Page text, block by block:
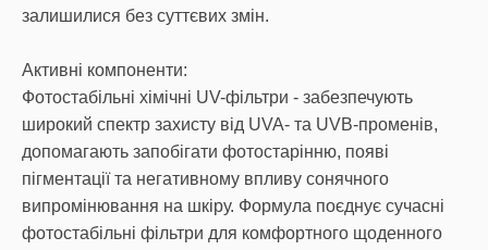
залишилися без суттєвих змін.
Активні компоненти:
Фотостабільні хімічні UV-фільтри - забезпечують
широкий спектр захисту від UVA- та UVB-променів,
допомагають запобігати фотостарінню, появі
пігментації та негативному впливу сонячного
випромінювання на шкіру. Формула поєднує сучасні
фотостабільні фільтри для комфортного щоденного